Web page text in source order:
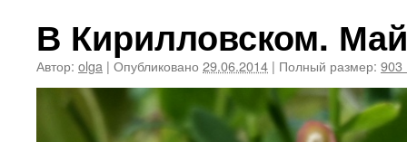
В Кирилловском.
Автор: olga | Опубликовано 29.06.2014 | Полный размер: 903